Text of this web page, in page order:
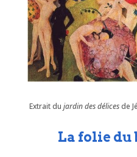
Extrait du jardin des délicesde
La folie du